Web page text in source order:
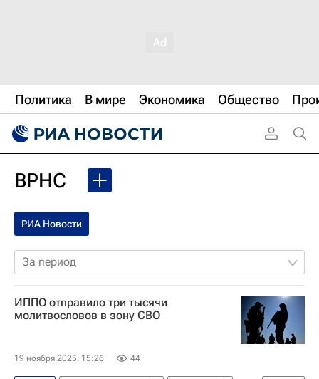
Политика В мире Экономика Общество
ВРНС
РИА Новости
За период
ИППО отправило три тысячи
молитвословов в зону СВО
19 ноября 2025, 15:26 44